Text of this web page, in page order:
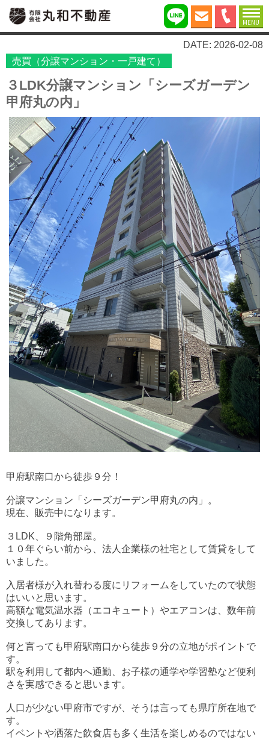
MENU
DATE: 2026-02-08
売買（分譲マンション・一戸建て）
３LDK分譲マンション「シーズガーデン
甲府丸の内」
甲府駅南口から徒歩９分！
分譲マンション「シーズガーデン甲府丸の内」。
現在、販売中になります。
３LDK、９階角部屋。
１０年ぐらい前から、法人企業様の社宅として賃貸をして
いました。
入居者様が入れ替わる度にリフォームをしていたので状態
はいいと思います。
高額な電気温水器（エコキュート）やエアコンは、数年前
交換してあります。
何と言っても甲府駅南口から徒歩９分の立地がポイントで
す。
駅を利用して都内へ通勤、お子様の通学や学習塾など便利
さを実感できると思います。
人口が少ない甲府市ですが、そうは言っても県庁所在地で
す。
イベントや洒落た飲食店も多く生活を楽しめるのではない